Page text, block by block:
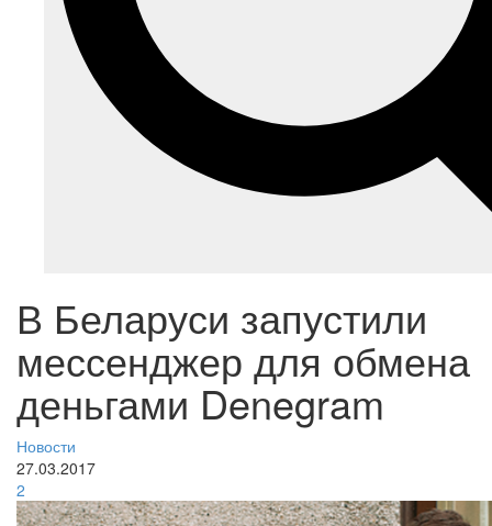
В Беларуси запустили
мессенджер для обмена
деньгами Denegram
Новости
27.03.2017
2